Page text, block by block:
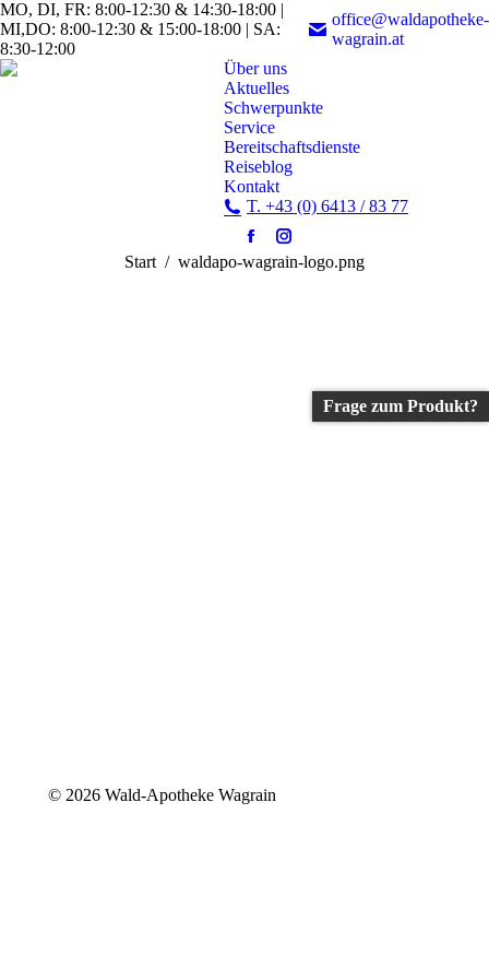
MO, DI, FR: 8:00-12:30 & 14:30-18:00 |
MI,DO: 8:00-12:30 & 15:00-18:00 | SA:
8:30-12:00
office@waldapotheke-
wagrain.at
Über uns
Aktuelles
Schwerpunkte
Service
Bereitschaftsdienste
Reiseblog
Kontakt
T. +43 (0) 6413 / 83 77
Facebook
page
Instagram
page
Sie befinden sich hier:
Start waldapo-wagrain-logo.png
© 2026 Wald-Apotheke Wagrain
Frage zum Produkt?